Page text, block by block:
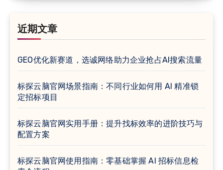
近期文章
GEO优化新赛道，选诚网络助力企业抢占AI搜索流量
标探云脑官网场景指南：不同行业如何用 AI 精准锁
定招标项目
标探云脑官网实用手册：提升找标效率的进阶技巧与
配置方案
标探云脑官网使用指南：零基础掌握 AI 招标信息检